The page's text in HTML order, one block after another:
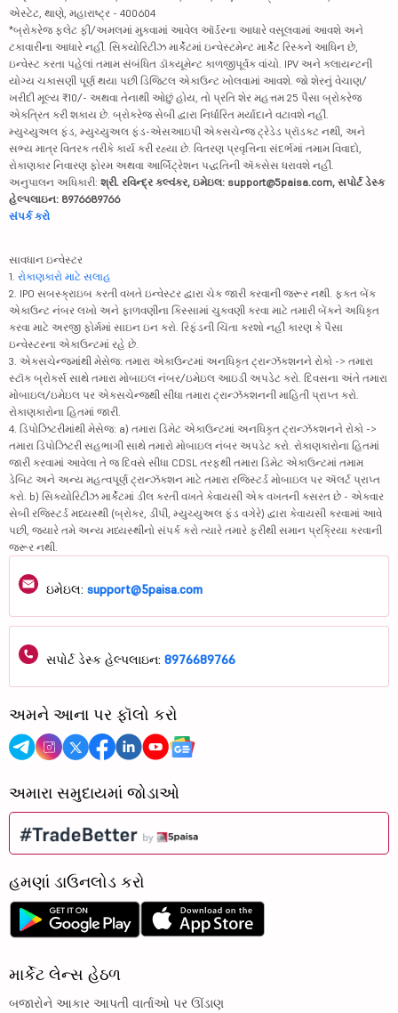
એસ્ટેટ, થાણે, મહારાષ્ટ્ર - 400604
*બ્રોકરેજ ફ્લેટ ફી/અમલમાં મુકવામાં આવેલ ઑર્ડરના આધારે વસૂલવામાં આવશે અને
ટકાવારીના આધારે નહીં. સિક્યોરિટીઝ માર્કેટમાં ઇન્વેસ્ટમેન્ટ માર્કેટ રિસ્કને આધિન છે,
ઇન્વેસ્ટ કરતા પહેલાં તમામ સંબંધિત ડૉક્યૂમેન્ટ કાળજીપૂર્વક વાંચો. IPV અને ક્લાયન્ટની
યોગ્ય ચકાસણી પૂર્ણ થયા પછી ડિજિટલ એકાઉન્ટ ખોલવામાં આવશે. જો શેરનું વેચાણ/
ખરીદી મૂલ્ય ₹10/- અથવા તેનાથી ઓછું હોય, તો પ્રતિ શેર મહત્તમ 25 પૈસા બ્રોકરેજ
એકત્રિત કરી શકાય છે. બ્રોકરેજ સેબી દ્વારા નિર્ધારિત મર્યાદાને વટાવશે નહીં.
મ્યુચ્યુઅલ ફંડ, મ્યુચ્યુઅલ ફંડ-એસઆઇપી એક્સચેન્જ ટ્રેડેડ પ્રૉડક્ટ નથી, અને
સભ્ય માત્ર વિતરક તરીકે કાર્ય કરી રહ્યા છે. વિતરણ પ્રવૃત્તિના સંદર્ભમાં તમામ વિવાદો,
રોકાણકાર નિવારણ ફોરમ અથવા આર્બિટ્રેશન પદ્ધતિની ઍક્સેસ ધરાવશે નહીં.
અનુપાલન અધિકારી: શ્રી. રવિન્દ્ર કલ્વંકર, ઇમેઇલ: support@5paisa.com, સપોર્ટ ડેસ્ક
હેલ્પલાઇન: 8976689766
સંપર્ક કરો
સાવધાન ઇન્વેસ્ટર
1. રોકાણકારો માટે સલાહ
2. IPO સબસ્ક્રાઇબ કરતી વખતે ઇન્વેસ્ટર દ્વારા ચેક જારી કરવાની જરૂર નથી. ફક્ત બેંક
એકાઉન્ટ નંબર લખો અને ફાળવણીના કિસ્સામાં ચુકવણી કરવા માટે તમારી બેંકને અધિકૃત
કરવા માટે અરજી ફોર્મમાં સાઇન ઇન કરો. રિફંડની ચિંતા કરશો નહીં કારણ કે પૈસા
ઇન્વેસ્ટરના એકાઉન્ટમાં રહે છે.
3. એક્સચેન્જમાંથી મેસેજ: તમારા એકાઉન્ટમાં અનધિકૃત ટ્રાન્ઝૅક્શનને રોકો -> તમારા
સ્ટૉક બ્રોકર્સ સાથે તમારા મોબાઇલ નંબર/ઇમેઇલ આઇડી અપડેટ કરો. દિવસના અંતે તમારા
મોબાઇલ/ઇમેઇલ પર એક્સચેન્જથી સીધા તમારા ટ્રાન્ઝૅક્શનની માહિતી પ્રાપ્ત કરો.
રોકાણકારોના હિતમાં જારી.
4. ડિપોઝિટરીમાંથી મેસેજ: a) તમારા ડિમેટ એકાઉન્ટમાં અનધિકૃત ટ્રાન્ઝૅક્શનને રોકો ->
તમારા ડિપોઝિટરી સહભાગી સાથે તમારો મોબાઇલ નંબર અપડેટ કરો. રોકાણકારોના હિતમાં
જારી કરવામાં આવેલા તે જ દિવસે સીધા CDSL તરફથી તમારા ડિમેટ એકાઉન્ટમાં તમામ
ડેબિટ અને અન્ય મહત્વપૂર્ણ ટ્રાન્ઝૅક્શન માટે તમારા રજિસ્ટર્ડ મોબાઇલ પર ઍલર્ટ પ્રાપ્ત
કરો. b) સિક્યોરિટીઝ માર્કેટમાં ડીલ કરતી વખતે કેવાયસી એક વખતની કસરત છે - એકવાર
સેબી રજિસ્ટર્ડ મધ્યસ્થી (બ્રોકર, ડીપી, મ્યુચ્યુઅલ ફંડ વગેરે) દ્વારા કેવાયસી કરવામાં આવે
પછી, જ્યારે તમે અન્ય મધ્યસ્થીનો સંપર્ક કરો ત્યારે તમારે ફરીથી સમાન પ્રક્રિયા કરવાની
જરૂર નથી.
ઇમેઇલ: support@5paisa.com
સપોર્ટ ડેસ્ક હેલ્પલાઇન: 8976689766
અમને આના પર ફૉલો કરો
અમારા સમુદાયમાં જોડાઓ
હમણાં ડાઉનલોડ કરો
માર્કેટ લેન્સ હેઠળ
બજારોને આકાર આપતી વાર્તાઓ પર ઊંડાણ